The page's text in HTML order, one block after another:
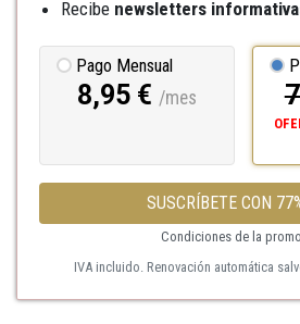
Recibe newsletters
Pago Mensual
8,95 € /mes
SUSCRÍBETE CON
Condiciones de la
IVA incluido. Renovación automática